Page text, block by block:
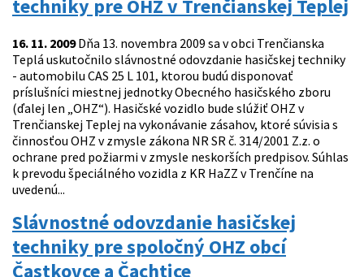
techniky pre OHZ v Trenčianskej Teplej
16. 11. 2009Dňa 13. novembra 2009 sa v obci Trenčianska
Teplá uskutočnilo slávnostné odovzdanie hasičskej techniky
- automobilu CAS 25 L 101, ktorou budú disponovať
príslušníci miestnej jednotky Obecného hasičského zboru
(ďalej len „OHZ“). Hasičské vozidlo bude slúžiť OHZ v
Trenčianskej Teplej na vykonávanie zásahov, ktoré súvisia s
činnosťou OHZ v zmysle zákona NR SR č. 314/2001 Z.z. o
ochrane pred požiarmi v zmysle neskorších predpisov. Súhlas
k prevodu špeciálného vozidla z KR HaZZ v Trenčíne na
uvedenú...
Slávnostné odovzdanie hasičskej
techniky pre spoločný OHZ obcí
Častkovce a Čachtice